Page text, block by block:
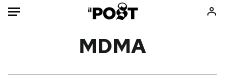
MDMA